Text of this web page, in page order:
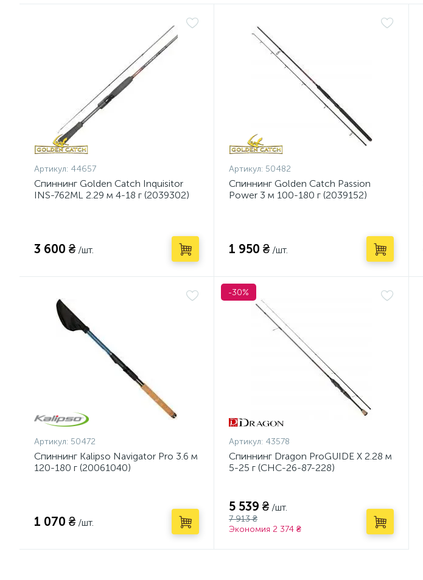
Артикул: 44657
Спиннинг Golden Catch Inquisitor
INS-762ML 2.29 м 4-18 г (2039302)
3 600 ₴ /шт.
Артикул: 50482
Спиннинг Golden Catch Passion
Power 3 м 100-180 г (2039152)
1 950 ₴ /шт.
Артикул: 50472
Спиннинг Kalipso Navigator Pro 3.6 м
120-180 г (20061040)
1 070 ₴ /шт.
-30%
Артикул: 43578
Спиннинг Dragon ProGUIDE X 2.28 м
5-25 г (CHC-26-87-228)
5 539 ₴ /шт.
7 913 ₴
Экономия 2 374 ₴